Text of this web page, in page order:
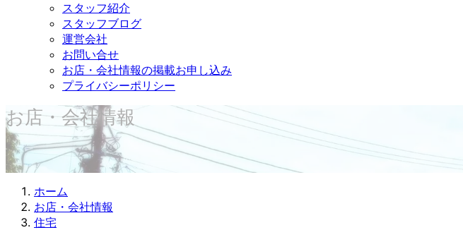
スタッフ紹介
スタッフブログ
運営会社
お問い合せ
お店・会社情報の掲載お申し込み
プライバシーポリシー
お店・会社情報
ホーム
お店・会社情報
住宅